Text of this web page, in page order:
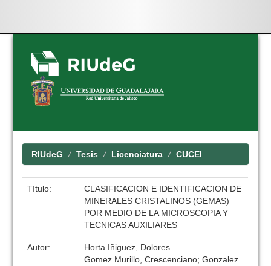
Skip
navigation
RIUdeG Tesis Licenciatura CUCEI
Título:
CLASIFICACION E IDENTIFICACION DE
MINERALES CRISTALINOS (GEMAS)
POR MEDIO DE LA MICROSCOPIA Y
TECNICAS AUXILIARES
Autor:
Horta Iñiguez, Dolores
Gomez Murillo, Crescenciano; Gonzalez